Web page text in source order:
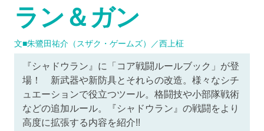
ラン＆ガン
文■朱鷺田祐介（スザク・ゲームズ）／西上柾
『シャドウラン』に「コア戦闘ルールブック」が登
場！ 新武器や新防具とそれらの改造。様々なシチ
ュエーションで役立つツール。格闘技や小部隊戦術
などの追加ルール。『シャドウラン』の戦闘をより
高度に拡張する内容を紹介!!